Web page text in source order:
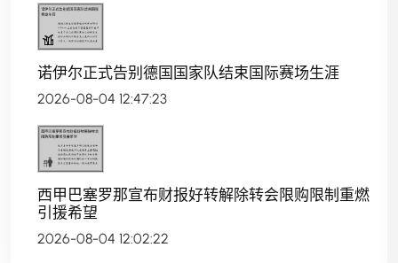
诺伊尔正式告别德国国家队结束国际赛场生涯
2026-08-04 12:47:23
西甲巴塞罗那宣布财报好转解除转会限购限制重燃
引援希望
2026-08-04 12:02:22